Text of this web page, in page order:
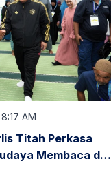
AM
Titah Perkasa
Membaca dan